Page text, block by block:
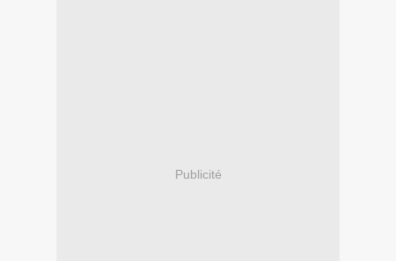
Publicité